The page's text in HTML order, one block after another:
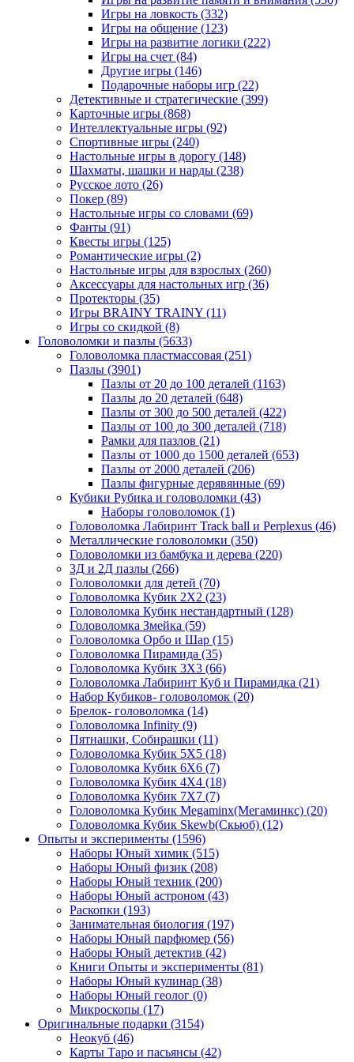
Игры на ловкость (332)
Игры на общение (123)
Игры на развитие логики (222)
Игры на счет (84)
Другие игры (146)
Подарочные наборы игр (22)
Детективные и стратегические (399)
Карточные игры (868)
Интеллектуальные игры (92)
Спортивные игры (240)
Настольные игры в дорогу (148)
Шахматы, шашки и нарды (238)
Русское лото (26)
Покер (89)
Настольные игры со словами (69)
Фанты (91)
Квесты игры (125)
Романтические игры (2)
Настольные игры для взрослых (260)
Аксессуары для настольных игр (36)
Протекторы (35)
Игры BRAINY TRAINY (11)
Игры со скидкой (8)
Головоломки и пазлы (5633)
Головоломка пластмассовая (251)
Пазлы (3901)
Пазлы от 20 до 100 деталей (1163)
Пазлы до 20 деталей (648)
Пазлы от 300 до 500 деталей (422)
Пазлы от 100 до 300 деталей (718)
Рамки для пазлов (21)
Пазлы от 1000 до 1500 деталей (653)
Пазлы от 2000 деталей (206)
Пазлы фигурные дерявянные (69)
Кубики Рубика и головоломки (43)
Наборы головоломок (1)
Головоломка Лабиринт Track ball и Perplexus (46)
Металлические головоломки (350)
Головоломки из бамбука и дерева (220)
3Д и 2Д пазлы (266)
Головоломки для детей (70)
Головоломка Кубик 2Х2 (23)
Головоломка Кубик нестандартный (128)
Головоломка Змейка (59)
Головоломка Орбо и Шар (15)
Головоломка Пирамида (35)
Головоломка Кубик 3Х3 (66)
Головоломка Лабиринт Куб и Пирамидка (21)
Набор Кубиков- головоломок (20)
Брелок- головоломка (14)
Головоломка Infinity (9)
Пятнашки, Собирашки (11)
Головоломка Кубик 5Х5 (18)
Головоломка Кубик 6Х6 (7)
Головоломка Кубик 4Х4 (18)
Головоломка Кубик 7Х7 (7)
Головоломка Кубик Megaminx(Мегаминкс) (20)
Головоломка Кубик Skewb(Скьюб) (12)
Опыты и эксперименты (1596)
Наборы Юный химик (515)
Наборы Юный физик (208)
Наборы Юный техник (200)
Наборы Юный астроном (43)
Раскопки (193)
Занимательная биология (197)
Наборы Юный парфюмер (56)
Наборы Юный детектив (42)
Книги Опыты и эксперименты (81)
Наборы Юный кулинар (38)
Наборы Юный геолог (0)
Микроскопы (17)
Оригинальные подарки (3154)
Неокуб (46)
Карты Таро и пасьянсы (42)